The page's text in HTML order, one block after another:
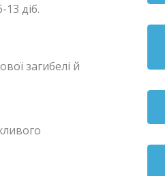
діб.
загибелі й